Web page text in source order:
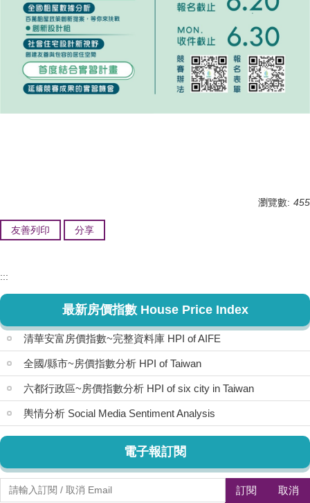
瀏覽數: 455
友善列印 分享
:::
最新房價指數 House Price Index
清華安富房價指數~完整資料庫 HPI of AIFE
全國/縣市~房價指數分析 HPI of Taiwan
六都行政區~房價指數分析 HPI of six city in Taiwan
輿情分析 Social Media Sentiment Analysis
電子報訂閱
訂閱 取消